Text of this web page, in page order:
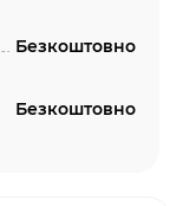
Безкоштовно
Безкоштовно